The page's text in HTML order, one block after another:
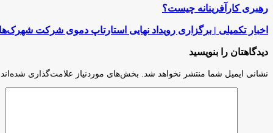
رهبری
کارآفرینانه
چیست؟
رهبری کارآفرینانه چیست؟
اخبار
|
برگزاری
رویداد
نهایی استارتاپ دموی شرکت
شهرک‌های
اخبار تکمیلی | برگزاری رویداد نهایی استارتاپ دموی شرکت
دیدگاهتان را بنویسید
نشانی ایمیل شما منتشر نخواهد شد. بخش‌های موردنیاز علامت‌گذاری شده‌اند